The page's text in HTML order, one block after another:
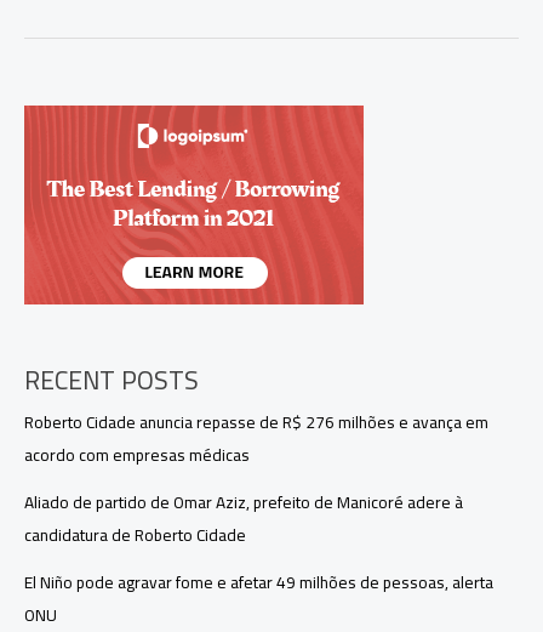
como
nova
RECENT POSTS
Roberto Cidade anuncia repasse de R$ 276 milhões e avança em
acordo com empresas médicas
Aliado de partido de Omar Aziz, prefeito de Manicoré adere à
candidatura de Roberto Cidade
El Niño pode agravar fome e afetar 49 milhões de pessoas, alerta
ONU